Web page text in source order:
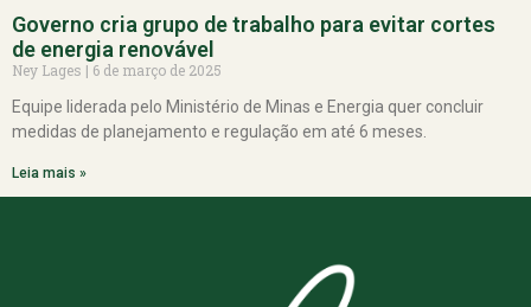
Governo cria grupo de trabalho para evitar cortes
de energia renovável
Ney Lages
6 de março de 2025
Equipe liderada pelo Ministério de Minas e Energia quer concluir
medidas de planejamento e regulação em até 6 meses.
Leia mais »